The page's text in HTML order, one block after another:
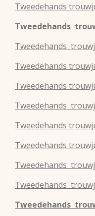
Tweedehands
Tweedehands
Tweedehands
Tweedehands
Tweedehands
Tweedehands
Tweedehands
Tweedehands
Tweedehands
Tweedehands
Tweedehands